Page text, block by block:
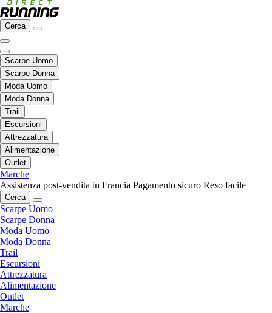
Cerca
Scarpe Uomo
Scarpe Donna
Moda Uomo
Moda Donna
Trail
Escursioni
Attrezzatura
Alimentazione
Outlet
Marche
Assistenza post-vendita in Francia Pagamento sicuro Reso facile
Cerca
Scarpe Uomo
Scarpe Donna
Moda Uomo
Moda Donna
Trail
Escursioni
Attrezzatura
Alimentazione
Outlet
Marche